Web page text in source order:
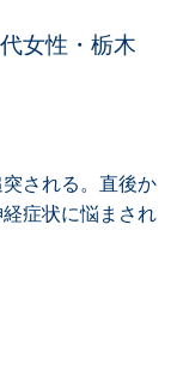
女性・栃木
される。直後か
症状に悩まされ